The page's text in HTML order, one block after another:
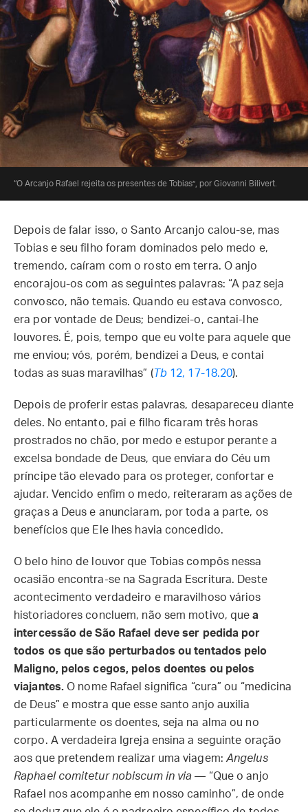
“O Arcanjo Rafael rejeita os presentes de Tobias”, por Giovanni Bilivert.
Depois de falar isso, o Santo Arcanjo calou-se, mas
Tobias e seu filho foram dominados pelo medo e,
tremendo, caíram com o rosto em terra. O anjo
encorajou-os com as seguintes palavras: “A paz seja
convosco, não temais. Quando eu estava convosco,
era por vontade de Deus; bendizei-o, cantai-lhe
louvores. É, pois, tempo que eu volte para aquele que
me enviou; vós, porém, bendizei a Deus, e contai
todas as suas maravilhas” (Tb12, 17-18.20).
Depois de proferir estas palavras, desapareceu diante
deles. No entanto, pai e filho ficaram três horas
prostrados no chão, por medo e estupor perante a
excelsa bondade de Deus, que enviara do Céu um
príncipe tão elevado para os proteger, confortar e
ajudar. Vencido enfim o medo, reiteraram as ações de
graças a Deus e anunciaram, por toda a parte, os
benefícios que Ele lhes havia concedido.
O belo hino de louvor que Tobias compôs nessa
ocasião encontra-se na Sagrada Escritura. Deste
acontecimento verdadeiro e maravilhoso vários
historiadores concluem, não sem motivo, quea
intercessão de São Rafael deve ser pedida por
todos os que são perturbados ou tentados pelo
Maligno, pelos cegos, pelos doentes ou pelos
viajantes. O nome Rafael significa “cura” ou “medicina
de Deus” e mostra que esse santo anjo auxilia
particularmente os doentes, seja na alma ou no
corpo. A verdadeira Igreja ensina a seguinte oração
aos que pretendem realizar uma viagem: Angelus
Raphael comitetur nobiscum in via — “Que o anjo
Rafael nos acompanhe em nosso caminho”, de onde